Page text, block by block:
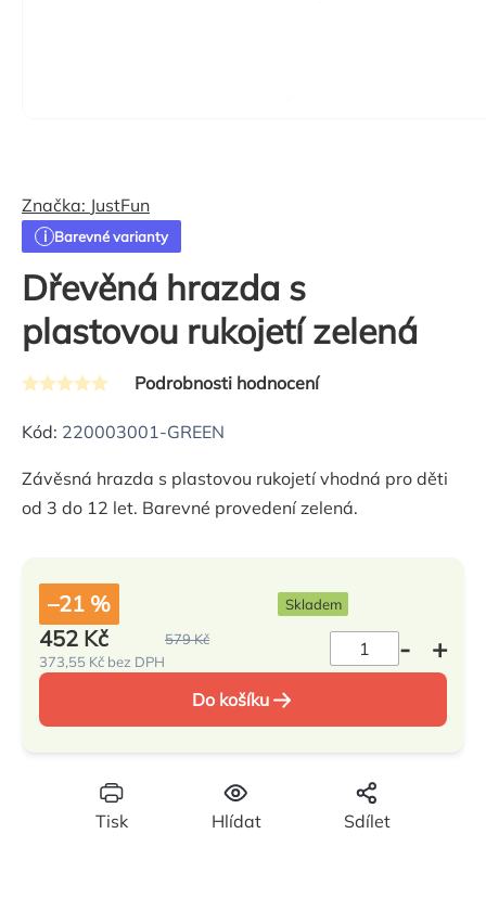
Dřevěná hrazda s
plastovou rukojetí zelená
Barevné varianty
Průměrné
hodnocení
je
0,0
hvězdiček.
Podrobnosti hodnocení
Značka: JustFun
Kód: 220003001-GREEN
Závěsná hrazda s plastovou rukojetí vhodná pro děti
od 3 do 12 let. Barevné provedení zelená.
Tisk Hlídat Sdílet
–21 % Skladem
579 Kč
452 Kč
373,55 Kč bez DPH
cena:Do košíku